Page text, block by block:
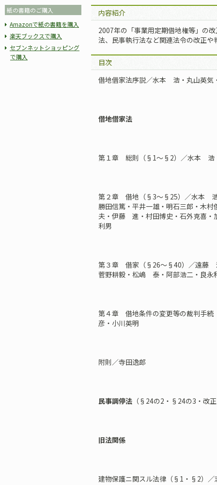
紙の書籍のご購入
Amazonで紙の書籍を購入
楽天ブックスで購入
セブンネットショッピング
で購入
内容紹介
2007年の「事業用定期借地権等」の
法、民事執行法など関連法令の改正や
目次
借地借家法序説／水本 浩・丸山英気
借地借家法
第１章 総則（§1～§2）／水本 浩
第２章 借地（§3～§25）／水本
勝田信篤・平井一雄・明石三郎・木
夫・伊藤 進・村田博史・石外克喜・
利男
第３章 借家（§26～§40）／遠藤
菅野耕毅・松嶋 泰・阿部浩二・良永
第４章 借地条件の変更等の裁判手
彦・小川英明
附則／寺田逸郎
民事調停法（§24の2・§24の3・改正
旧法関係
建物保護ニ関スル法律（§1・§2）／